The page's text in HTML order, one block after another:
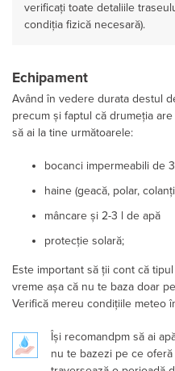
verificați toate detaliile
condiția fizică necesară).
Echipament
Având în vedere durata destul
precum și faptul că drumeția
să ai la tine următoarele:
bocanci impermeabili de
haine (geacă, polar,
mâncare și 2-3 l de apă
protecție solară;
Este important să ții cont că
vreme așa că nu te baza doar
Verifică mereu condițiile meteo
Își recomandpm să ai
nu te bazezi pe ce